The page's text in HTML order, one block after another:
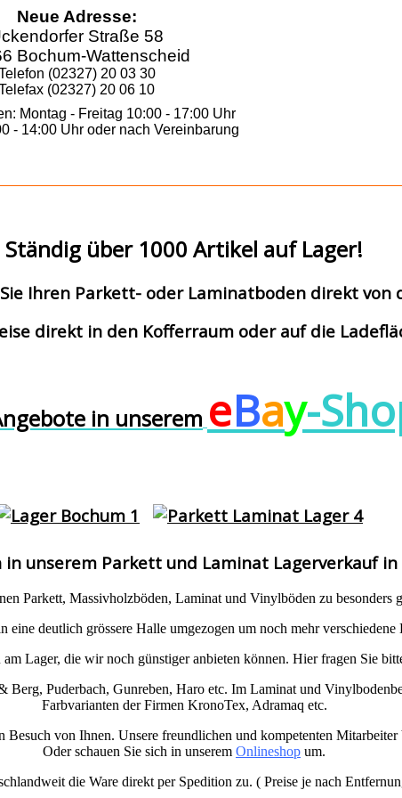
Neue Adresse:
Straße 58
Bochum-Wattenscheid
(02327) 20 03 30
(02327) 20 06 10
Montag - Freitag 10:00 - 17:00 Uhr
- 14:00 Uhr oder nach Vereinbarung
Ständig über 1000 Artikel auf Lager!
Ihren Parkett- oder Laminatboden direkt von
direkt in den Kofferraum oder auf die
in unserem eBay-
unserem Parkett und Laminat Lagerverkauf in
Parkett, Massivholzböden, Laminat und Vinylböden zu besonders
eine deutlich grössere Halle umgezogen um noch mehr
Lager, die wir noch günstiger anbieten können. Hier fragen Sie
Puderbach, Gunreben, Haro etc. Im Laminat und
Farbvarianten der Firmen KronoTex, Adramaq etc.
Besuch von Ihnen. Unsere freundlichen und kompetenten Mitarbeiter
Oder schauen Sie sich in unserem Onlineshop um.
die Ware direkt per Spedition zu. ( Preise je nach